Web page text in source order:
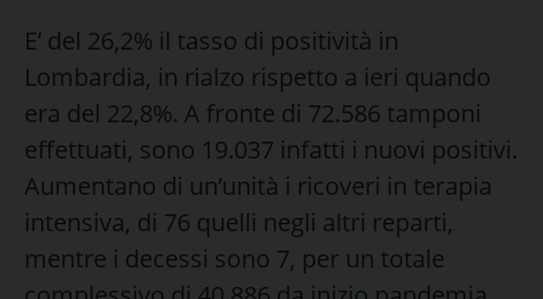
E’ del 26,2% il tasso di positività in
Lombardia, in rialzo rispetto a ieri quando
era del 22,8%. A fronte di 72.586 tamponi
effettuati, sono 19.037 infatti i nuovi positivi.
Aumentano di un’unità i ricoveri in terapia
intensiva, di 76 quelli negli altri reparti,
mentre i decessi sono 7, per un totale